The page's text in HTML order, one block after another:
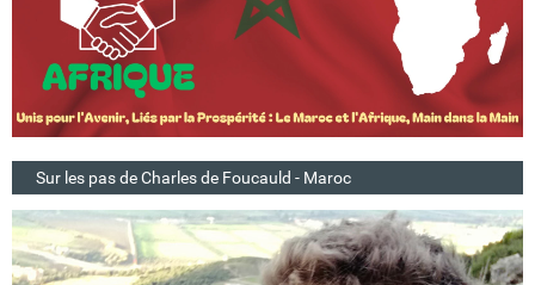
Sur les pas de Charles de Foucauld - Maroc